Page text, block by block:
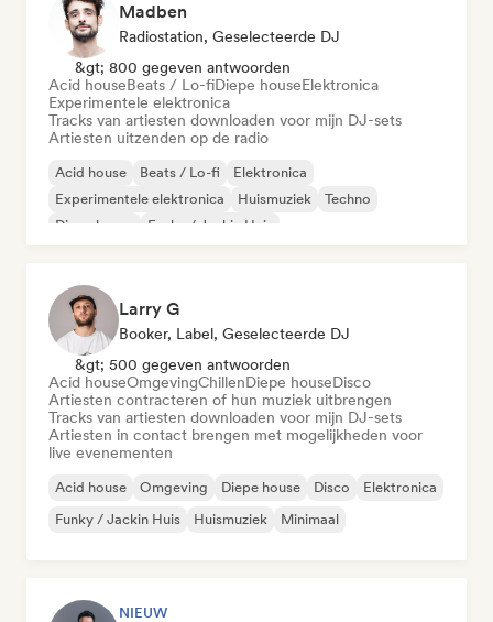
Madben
Radiostation, Geselecteerde DJ
&gt; 800 gegeven antwoorden
Acid houseBeats / Lo-fiDiepe houseElektronica
Experimentele elektronica
Tracks van artiesten downloaden voor mijn DJ-sets
Artiesten uitzenden op de radio
Acid house Beats / Lo-fi
Elektronica
Experimentele elektronica
Huismuziek
Techno
Diepe house
Funky / Jackin Huis
Larry G
Booker, Label, Geselecteerde DJ
&gt; 500 gegeven antwoorden
Acid houseOmgevingChillenDiepe houseDisco
Artiesten contracteren of hun muziek uitbrengen
Tracks van artiesten downloaden voor mijn DJ-sets
Artiesten in contact brengen met mogelijkheden voor
live evenementen
Acid house Omgeving Diepe house Disco
Elektronica
Funky / Jackin Huis
Huismuziek Minimaal
NIEUW